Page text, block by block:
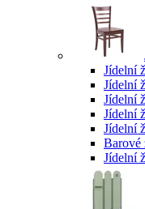
Jídelní
Jídelní
Jídelní
Jídelní
Jídelní
Barové
Jídelní